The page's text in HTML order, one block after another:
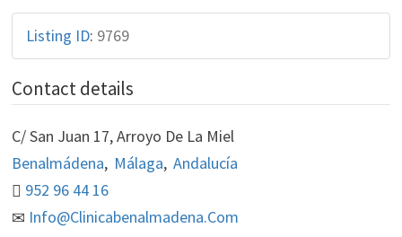
Listing ID: 9769
Contact details
C/ San Juan 17, Arroyo De La Miel
Benalmádena, Málaga, Andalucía
952 96 44 16
Info@Clinicabenalmadena.Com